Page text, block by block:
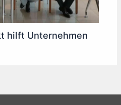
hilft Unternehmen